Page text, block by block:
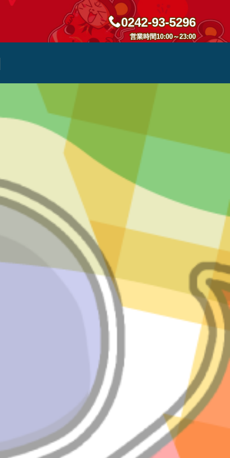
0242-93-5296
営業時間10:00～23:00